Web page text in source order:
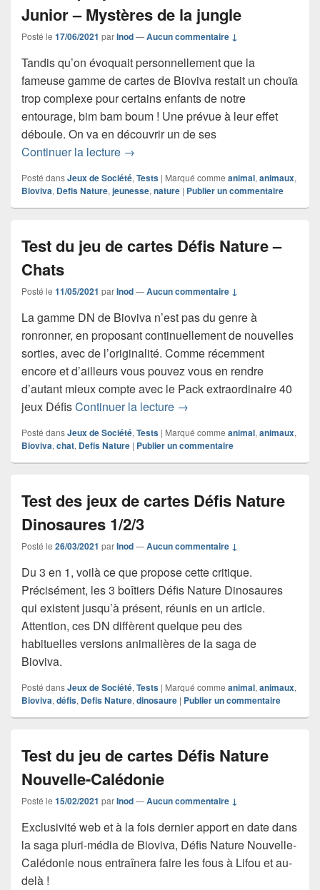
Junior – Mystères de la jungle
Posté le 17/06/2021 parInod—Aucun commentaire ↓
Tandis qu’on évoquait personnellement que la
fameuse gamme de cartes de Bioviva restait un chouïa
trop complexe pour certains enfants de notre
entourage, bim bam boum ! Une prévue à leur effet
déboule. On va en découvrir un de ses
Continuer la lecture Chronique jeu de cartes Défis Nature
→
Posté dansJeux de Société, Tests | Marqué comme animal, animaux,
Bioviva, Defis Nature, jeunesse, nature | Publier un commentaire
Test du jeu de cartes Défis Nature –
Chats
Posté le 11/05/2021 parInod—Aucun commentaire ↓
La gamme DN de Bioviva n’est pas du genre à
ronronner, en proposant continuellement de nouvelles
sorties, avec de l’originalité. Comme récemment
encore et d’ailleurs vous pouvez vous en rendre
d’autant mieux compte avec le Pack extraordinaire 40
jeux DéfisContinuer la lecture Test du jeu de cartes Défis
→
Posté dansJeux de Société, Tests | Marqué comme animal, animaux,
Bioviva, chat, Defis Nature | Publier un commentaire
Test des jeux de cartes Défis Nature
Dinosaures 1/2/3
Posté le 26/03/2021 parInod—Aucun commentaire ↓
Du 3 en 1, voilà ce que propose cette critique.
Précisément, les 3 boîtiers Défis Nature Dinosaures
qui existent jusqu’à présent, réunis en un article.
Attention, ces DN diffèrent quelque peu des
habituelles versions animalières de la saga de
Bioviva.
Posté dansJeux de Société, Tests | Marqué comme animal, animaux,
Bioviva, défis, Defis Nature, dinosaure | Publier un commentaire
Test du jeu de cartes Défis Nature
Nouvelle-Calédonie
Posté le 15/02/2021 parInod—Aucun commentaire ↓
Exclusivité web et à la fois dernier apport en date dans
la saga pluri-média de Bioviva, Défis Nature Nouvelle-
Calédonie nous entraînera faire les fous à Lifou et au-
delà !